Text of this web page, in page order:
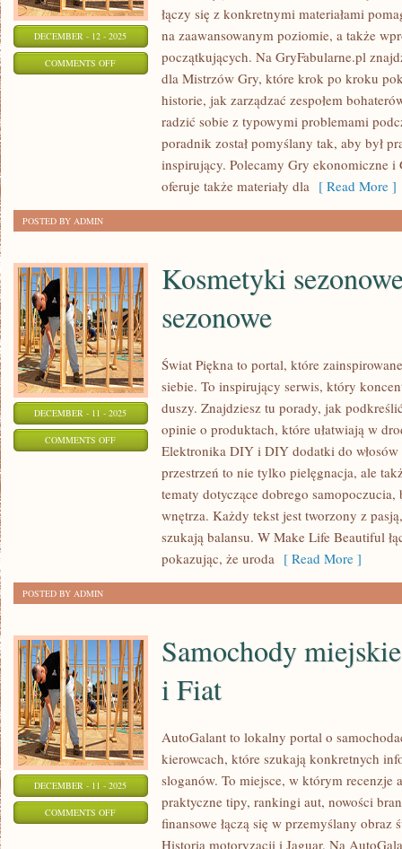
DECEMBER - 12 - 2025
COMMENTS OFFON
WYZWANIAMI
łączy się z konkretnymi materiałami
na zaawansowanym poziomie, a także
początkujących. Na GryFabularne.pl
dla Mistrzów Gry, które krok po kroku
historie, jak zarządzać zespołem
radzić sobie z typowymi problemami
poradnik został pomyślany tak, aby był
inspirujący. Polecamy Gry ekonomiczne i
oferuje także materiały dla [ Read More ]
POSTED BY ADMIN
DECEMBER - 11 - 2025
COMMENTS OFFON
SEZONOWE
Kosmetyki
sezonowe
Świat Piękna to portal, które
siebie. To inspirujący serwis, który
duszy. Znajdziesz tu porady, jak
opinie o produktach, które ułatwiają w
Elektronika DIY i DIY dodatki do włosów
przestrzeń to nie tylko pielęgnacja, ale
tematy dotyczące dobrego
wnętrza. Każdy tekst jest tworzony z
szukają balansu. W Make Life Beautiful
pokazując, że uroda [ Read More ]
POSTED BY ADMIN
DECEMBER - 11 - 2025
COMMENTS OFFON
Samochody
i Fiat
AutoGalant to lokalny portal o
kierowcach, które szukają konkretnych
sloganów. To miejsce, w którym recenzje
praktyczne tipy, rankingi aut, nowości
finansowe łączą się w przemyślany obraz
Historia motoryzacji i Jaguar. Na